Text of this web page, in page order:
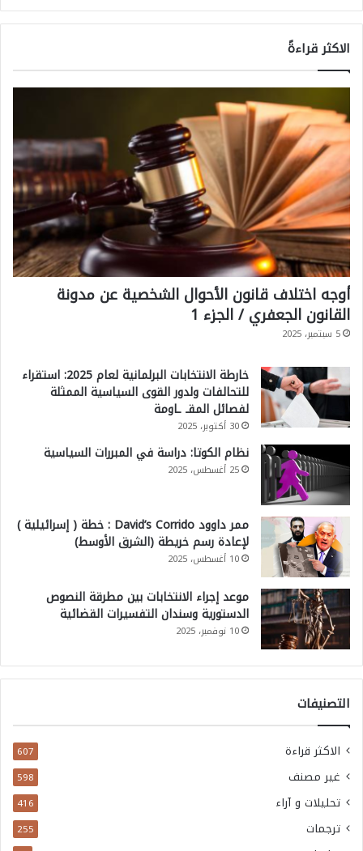
ي
ر
ا
ي
ة
ع
ل
م
ف
ر
ط
ر
ن
س
ح
ل
د
ب
ل
و
م
ا
الاكثر قراءةً
أوجه اختلاف قانون الأحوال الشخصية عن مدونة
القانون الجعفري / الجزء 1
5 سبتمبر، 2025
خارطة الانتخابات البرلمانية لعام 2025: استقراء
للتحالفات ولدور القوى السياسية الممثلة
لفصائل المقـ ـاومة
30 أكتوبر، 2025
نظام الكوتا: دراسة في المبررات السياسية
25 أغسطس، 2025
ممر داوود David’s Corrido : خطة ( إسرائيلية )
لإعادة رسم خريطة (الشرق الأوسط)
10 أغسطس، 2025
موعد إجراء الانتخابات بين مطرقة النصوص
الدستورية وسندان التفسيرات القضائية
10 نوفمبر، 2025
التصنيفات
الاكثر قراءة 607
غير مصنف 598
تحليلات و آراء 416
ترجمات 255